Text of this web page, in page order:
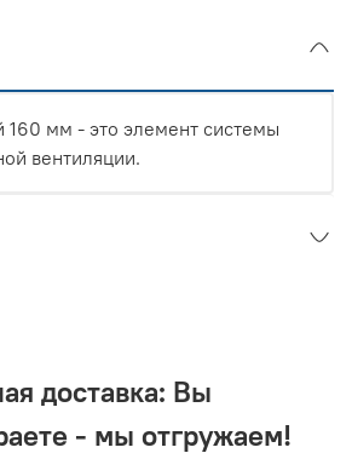
160 мм - это элемент системы
вентиляции.
доставка: Вы
- мы отгружаем!